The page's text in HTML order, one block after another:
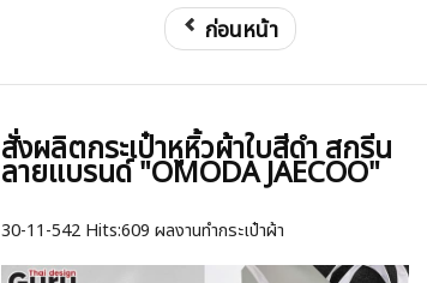
ก่อนหน้า
สั่งผลิตกระเป๋าหูหิ้วผ้าใบสีดำ สกรีน
ลายแบรนด์ "OMODA JAECOO"
30-11-542 Hits:609 ผลงานทำกระเป๋าผ้า